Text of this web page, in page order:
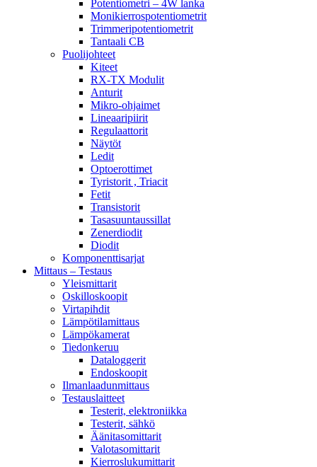
Potentiometri – 4W lanka
Monikierrospotentiometrit
Trimmeripotentiometrit
Tantaali CB
Puolijohteet
Kiteet
RX-TX Modulit
Anturit
Mikro-ohjaimet
Lineaaripiirit
Regulaattorit
Näytöt
Ledit
Optoerottimet
Tyristorit , Triacit
Fetit
Transistorit
Tasasuuntaussillat
Zenerdiodit
Diodit
Komponenttisarjat
Mittaus – Testaus
Yleismittarit
Oskilloskoopit
Virtapihdit
Lämpötilamittaus
Lämpökamerat
Tiedonkeruu
Dataloggerit
Endoskoopit
Ilmanlaadunmittaus
Testauslaitteet
Testerit, elektroniikka
Testerit, sähkö
Äänitasomittarit
Valotasomittarit
Kierroslukumittarit